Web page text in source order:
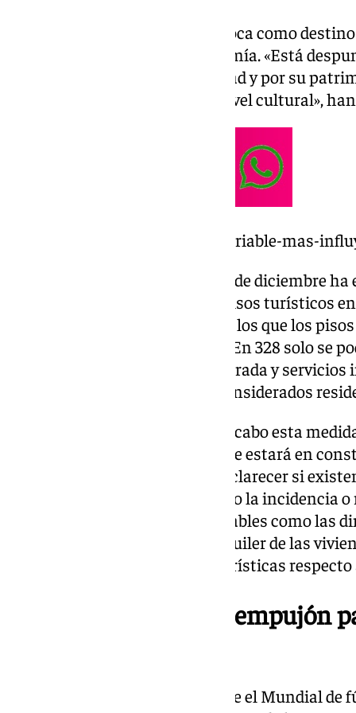
Málaga, además, no solo se enfoca como
cultura, patrimonio y gastronomía. «Está
museos que tiene, por la variedad y por su
«Málaga es un destino líder a nivel cultural»,
https://www.101tv.es/precio-variable-mas-
Precisamente, a partir de este 1 de diciembre
de la implantación de nuevos pisos turísticos
Málaga. Estos 43 barrios son en los que los
parque de vivienda residencial. En 328 solo se
alojamientos turísticos con entrada y servicios
barrios hasta 417 (46) no son considerados
Cabe recordar que, para llevar a cabo esta
ha elaborado un documento, que estará en
diagnóstico de la situación y esclarecer si
límites. Se ha han factores como la incidencia
turísticas con otra serie de variables como las
hogares, el precio de venta y alquiler de las
rentabilidad de las viviendas turísticas
El Mundial 2030, un empujón
Esta semana se ha conocido que el Mundial